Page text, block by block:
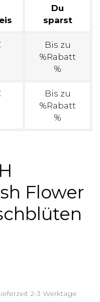
Du
sparst
Bis zu
%Rabatt
%
Bis zu
%Rabatt
%
Flower
2-3 Werktage